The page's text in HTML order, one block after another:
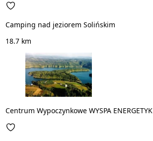
Camping nad jeziorem Solińskim
18.7 km
Centrum Wypoczynkowe WYSPA ENERGETYK